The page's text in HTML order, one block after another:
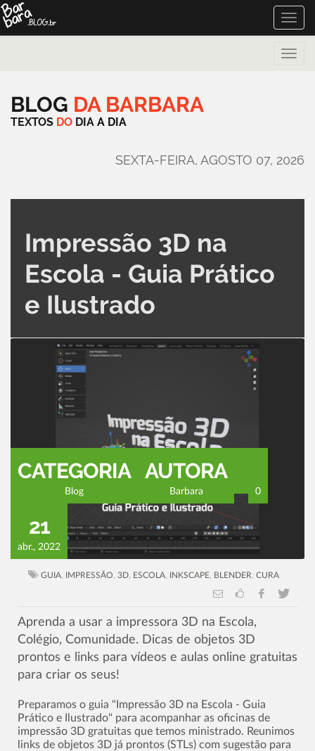
Toggle
Toggle
BLOG DA BARBARA
TEXTOS DO DIA A DIA
SEXTA-FEIRA, AGOSTO 07, 2026
Impressão 3D na
Escola - Guia Prático
e Ilustrado
CATEGORIA
Blog
AUTORA
Barbara 0
21
abr., 2022
GUIA IMPRESSÃO 3D ESCOLA INKSCAPE BLENDER CURA
Aprenda a usar a impressora 3D na Escola,
Colégio, Comunidade. Dicas de objetos 3D
prontos e links para vídeos e aulas online gratuitas
para criar os seus!
Preparamos o guia "Impressão 3D na Escola - Guia
Prático e Ilustrado" para acompanhar as oficinas de
impressão 3D gratuitas que temos ministrado. Reunimos
links de objetos 3D já prontos (STLs) com sugestão para